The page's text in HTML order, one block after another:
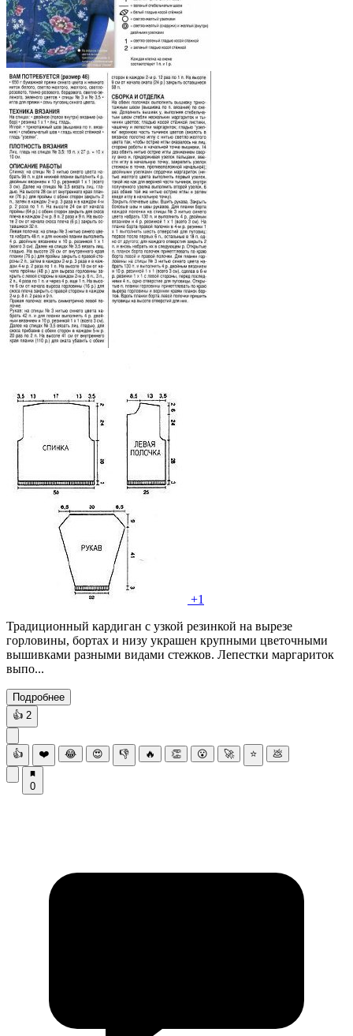
+1
Традиционный кардиган с узкой резинкой на вырезе
горловины, бортах и низу украшен крупными цветочными
вышивками разными видами стежков. Лепестки маргариток
выпо...
Подробнее
👍 2
👍 ❤️ 😂 😍 👎 🔥 👏 😮 🚀 ⭐ 💩
0